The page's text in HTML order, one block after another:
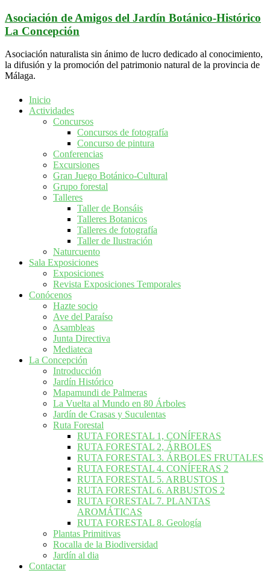
Saltar
al
contenido
Asociación de Amigos del Jardín Botánico-Histórico
La Concepción
Asociación naturalista sin ánimo de lucro dedicado al conocimiento,
la difusión y la promoción del patrimonio natural de la provincia de
Málaga.
Inicio
Actividades
Concursos
Concursos de fotografía
Concurso de pintura
Conferencias
Excursiones
Gran Juego Botánico-Cultural
Grupo forestal
Talleres
Taller de Bonsáis
Talleres Botanicos
Talleres de fotografía
Taller de Ilustración
Naturcuento
Sala Exposiciones
Exposiciones
Revista Exposiciones Temporales
Conócenos
Hazte socio
Ave del Paraíso
Asambleas
Junta Directiva
Mediateca
La Concepción
Introducción
Jardín Histórico
Mapamundi de Palmeras
La Vuelta al Mundo en 80 Árboles
Jardín de Crasas y Suculentas
Ruta Forestal
RUTA FORESTAL 1, CONÍFERAS
RUTA FORESTAL 2, ÁRBOLES
RUTA FORESTAL 3. ÁRBOLES FRUTALES
RUTA FORESTAL 4. CONÍFERAS 2
RUTA FORESTAL 5. ARBUSTOS 1
RUTA FORESTAL 6. ARBUSTOS 2
RUTA FORESTAL 7. PLANTAS
AROMÁTICAS
RUTA FORESTAL 8. Geología
Plantas Primitivas
Rocalla de la Biodiversidad
Jardín al dia
Contactar